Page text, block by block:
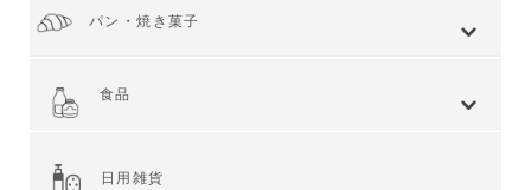
パン・焼き菓子
食品
日用雑貨